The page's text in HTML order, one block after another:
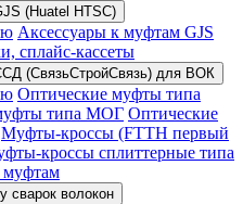
(Huatel HTSC)
Аксессуары к муфтам GJS
сплайс-кассеты
(СвязьСтройСвязь) для ВОК
Оптические муфты типа
типа МОГ Оптические
Муфты-кроссы (FTTH первый
кроссы сплиттерные типа
муфтам
сварок волокон